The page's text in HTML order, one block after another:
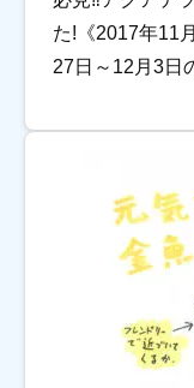
た!《2017年11
27日～12月3日
ウム水槽を1か